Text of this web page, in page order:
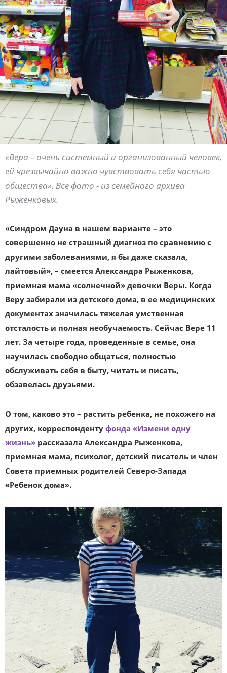
«Вера – очень системный и организованный человек,
ей чрезвычайно важно чувствовать себя частью
общества». Все фото - из семейного архива
Рыженковых.
«Синдром Дауна в нашем варианте – это
совершенно не страшный диагноз по сравнению с
другими заболеваниями, я бы даже сказала,
лайтовый», – смеется Александра Рыженкова,
приемная мама «солнечной» девочки Веры. Когда
Веру забирали из детского дома, в ее медицинских
документах значилась тяжелая умственная
отсталость и полная необучаемость. Сейчас Вере 11
лет. За четыре года, проведенные в семье, она
научилась свободно общаться, полностью
обслуживать себя в быту, читать и писать,
обзавелась друзьями.
О том, каково это – растить ребенка, не похожего на
других, корреспонденту фонда «Измени одну
жизнь» рассказала Александра Рыженкова,
приемная мама, психолог, детский писатель и член
Совета приемных родителей Северо-Запада
«Ребенок дома».